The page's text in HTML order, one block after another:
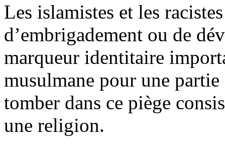
Les islamistes et les
d’embrigadement ou de
marqueur identitaire
musulmane pour une
tomber dans ce piège
une religion.